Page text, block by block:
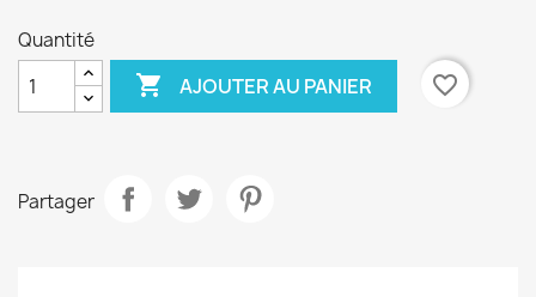
Quantité
 AJOUTER AU PANIER favorite_border
Partager